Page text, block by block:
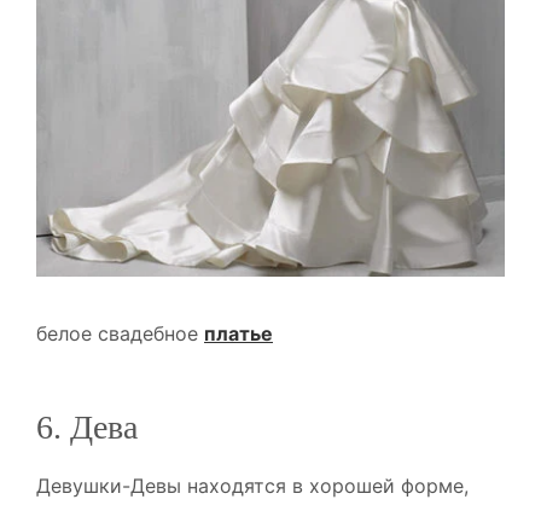
белое свадебное платье
6. Дева
Девушки-Девы находятся в хорошей форме,